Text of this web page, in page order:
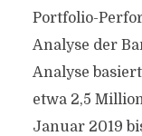
Portfolio-
Analyse der
Analyse
etwa 2,5
Januar 2019